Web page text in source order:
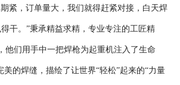
紧，订单量大，我们就得赶紧对接，白天焊
干。”秉承精益求精，专业专注的工匠精
他们用手中一把焊枪为起重机注入了生命
美的焊缝，描绘了让世界“轻松”起来的“力量